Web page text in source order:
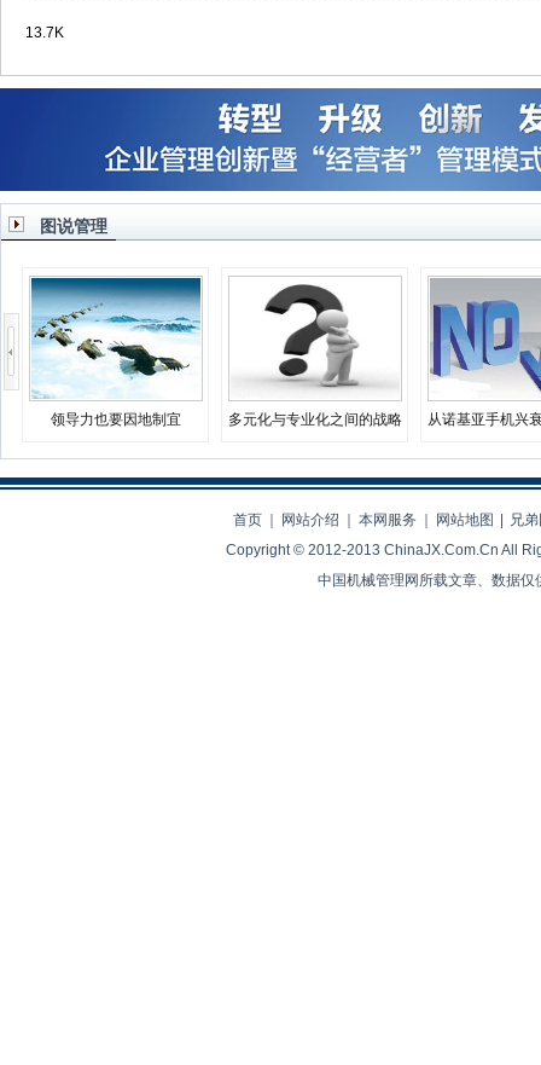
13.7K
图说管理
领导力也要因地制宜
多元化与专业化之间的战略
从诺基亚手机兴
首页 ｜ 网站介绍 ｜ 本网服务 ｜ 网站地图 | 兄
Copyright © 2012-2013 ChinaJX.Com.Cn All
中国机械管理网所载文章、数据